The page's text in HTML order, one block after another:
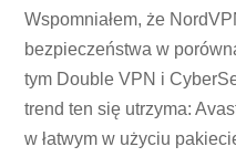
Wspomniałem, że
bezpieczeństwa w
tym Double VPN i
trend ten się utrzyma:
w łatwym w użyciu